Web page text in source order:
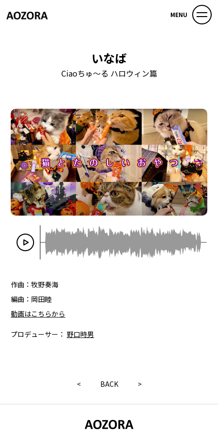
MENU
いなば
Ciaoちゅ〜る ハロウィン篇
作曲：牧野奏海
編曲：岡田睦
動画はこちらから
プロデューサー： 野口時男
< BACK >